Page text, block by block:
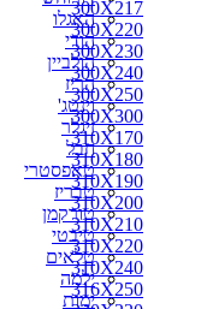
האגלו
הודי
הולביין
הריז
וינטג'
זיגלר
חבל
טאפסטרי
טבריז
טורקמן
טיבטי
טלאים
ילמה
ימות
300X217
300X220
300X230
300X240
300X250
300X300
310X170
310X180
310X190
310X200
310X210
310X220
310X240
316X250